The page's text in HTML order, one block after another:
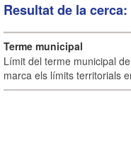
Resultat de la
Terme municipal
Límit del terme municipal
marca els límits territorials